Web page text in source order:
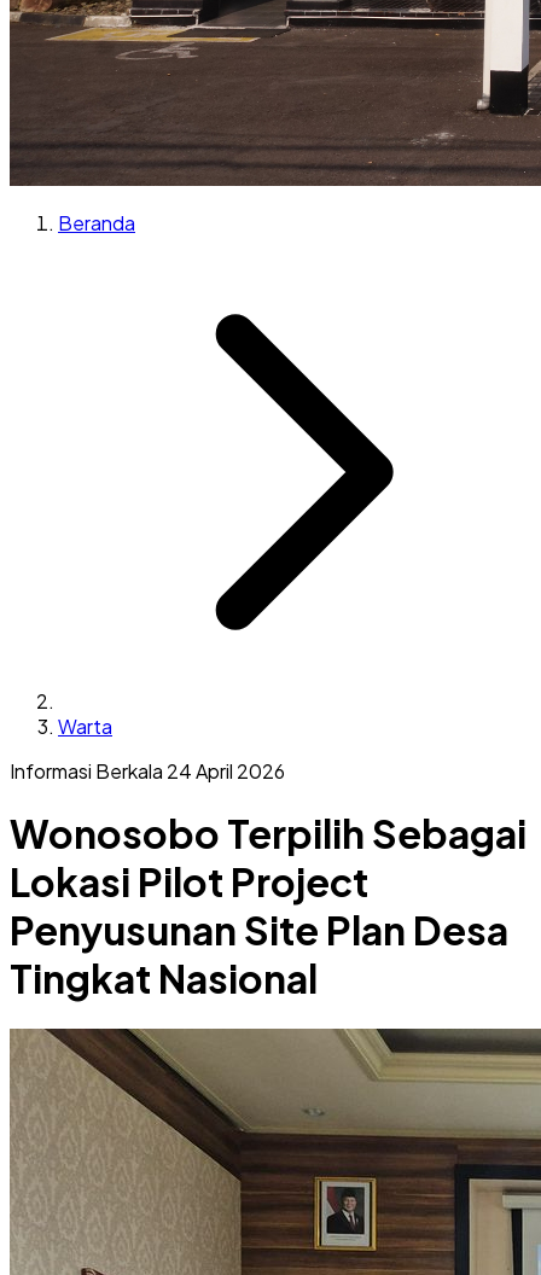
Beranda
Warta
Informasi Berkala 24 April 2026
Wonosobo Terpilih Sebagai
Lokasi Pilot Project
Penyusunan Site Plan Desa
Tingkat Nasional